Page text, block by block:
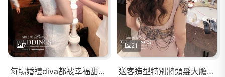
7
每場婚禮diva都被幸福甜蜜感圍繞著， 不斷創造這.......永恆的美麗時刻～
21
送客造型特別將頭髮大膽往後梳， 塑造令人難以忽視的獨特魅力， 大展自信之美！